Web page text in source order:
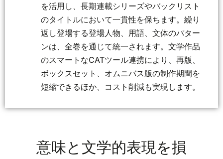
を活用し、長期連載シリーズやバックリスト
のタイトルにおいて一貫性を保ちます。繰り
返し登場する登場人物、用語、文体のパター
ンは、全巻を通じて統一されます。文学作品
のスマートなCATツール連携により、再版、
ボックスセット、オムニバス版の制作期間を
短縮できるほか、コスト削減も実現します。
意味と文学的表現を損